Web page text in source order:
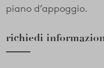
piano d’appoggio.
richiedi